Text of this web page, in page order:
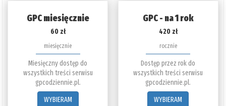
GPC miesięcznie
60 zł
miesięcznie
Miesięczny dostęp do
wszystkich treści serwisu
gpcodziennie.pl.
WYBIERAM
GPC - na 1 rok
420 zł
rocznie
Dostęp przez rok do
wszystkich treści serwisu
gpcodziennie.pl.
WYBIERAM